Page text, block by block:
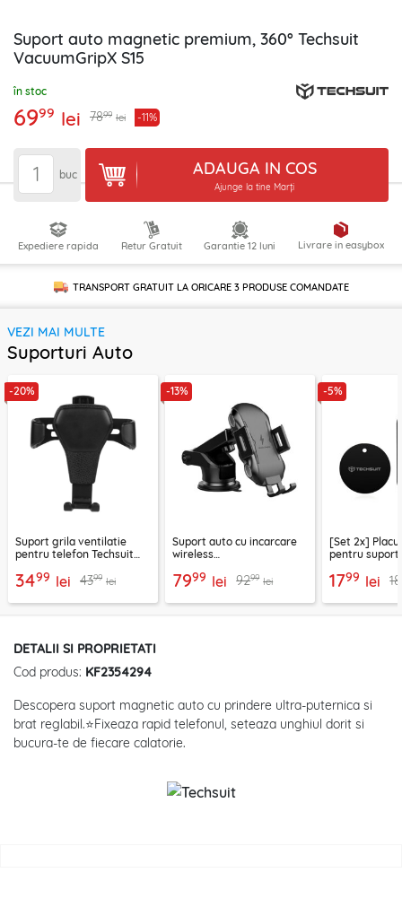
Suport auto magnetic premium, 360° Techsuit
VacuumGripX S15
în stoc
6999 lei 7899 lei -11%
buc ADAUGA IN COS
Ajunge la tine Marți
Expediere rapida Retur Gratuit Garantie 12 luni Livrare in easybox
TRANSPORT GRATUIT LA ORICARE 3 PRODUSECOMANDATE
VEZI MAI MULTE
Suporturi Auto
-20%
Suport grila ventilatie
pentru telefon Techsuit
3499 lei 4399 lei
-13%
Suport auto cu incarcare
wireless
Techsuit, CAPD032
7999 lei 9299 lei
-5%
[Set 2x]
pentru
negru
1799 lei 18
DETALII SI PROPRIETATI
Cod produs: KF2354294
Descopera suport magnetic auto cu prindere ultra-puternica si
brat reglabil.⭐Fixeaza rapid telefonul, seteaza unghiul dorit si
bucura-te de fiecare calatorie.